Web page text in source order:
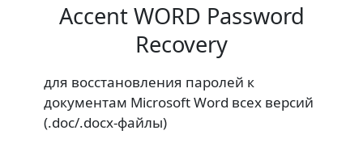
Accent WORD Password
Recovery
для восстановления паролей к
документам Microsoft Word всех версий
(.doc/.docx-файлы)